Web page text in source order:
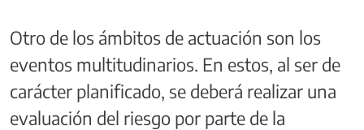
Otro de los ámbitos de actuación son los
eventos multitudinarios. En estos, al ser de
carácter planificado, se deberá realizar una
evaluación del riesgo por parte de la